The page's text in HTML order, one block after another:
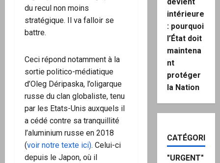
du recul non moins
stratégique. Il va falloir se
battre.
Ceci répond notamment à la
sortie politico-médiatique
d’Oleg Déripaska, l’oligarque
russe du clan globaliste, tenu
par les Etats-Unis auxquels il
a cédé contre sa tranquillité
l’aluminium russe en 2018
(voir notre texte ici). Celui-ci
depuis le Japon, où il
intérieure
: pourquoi
l’État doit
maintena
nt
protéger
la Nation
CATÉGORIES
"URGENT"